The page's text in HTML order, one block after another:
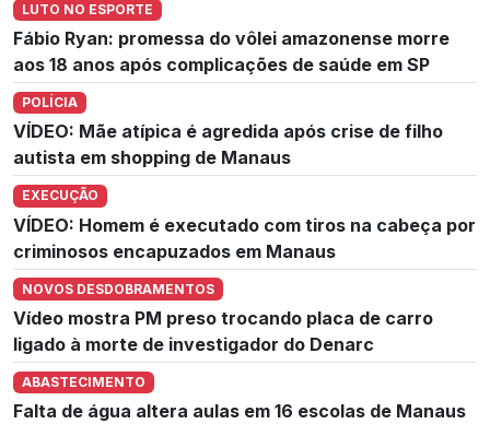
LUTO NO ESPORTE
Fábio Ryan: promessa do vôlei amazonense morre
aos 18 anos após complicações de saúde em SP
POLÍCIA
VÍDEO: Mãe atípica é agredida após crise de filho
autista em shopping de Manaus
EXECUÇÃO
VÍDEO: Homem é executado com tiros na cabeça por
criminosos encapuzados em Manaus
NOVOS DESDOBRAMENTOS
Vídeo mostra PM preso trocando placa de carro
ligado à morte de investigador do Denarc
ABASTECIMENTO
Falta de água altera aulas em 16 escolas de Manaus